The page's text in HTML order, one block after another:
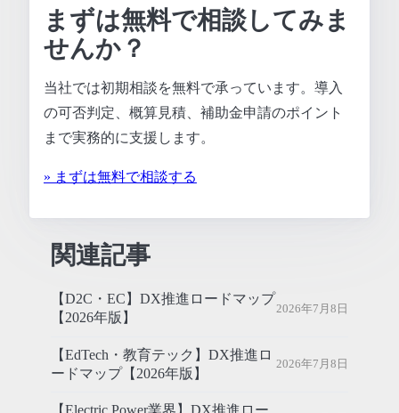
まずは無料で相談してみま
せんか？
当社では初期相談を無料で承っています。導入
の可否判定、概算見積、補助金申請のポイント
まで実務的に支援します。
» まずは無料で相談する
関連記事
【D2C・EC】DX推進ロードマップ
【2026年版】
2026年7月8日
【EdTech・教育テック】DX推進ロ
ードマップ【2026年版】
2026年7月8日
【Electric Power業界】DX推進ロー